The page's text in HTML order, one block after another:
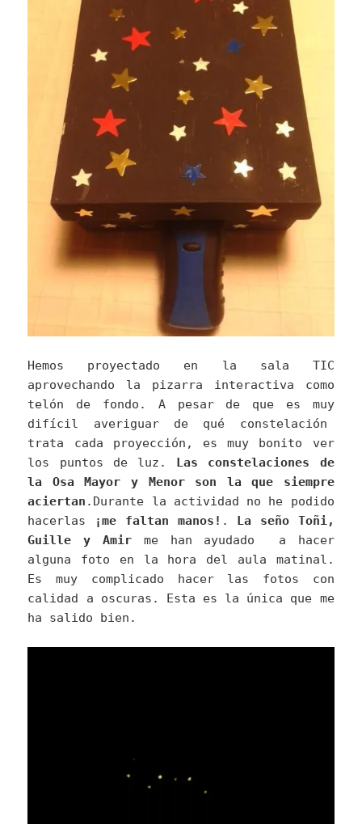
Hemos proyectado en la sala TIC
aprovechando la pizarra interactiva como
telón de fondo. A pesar de que es muy
difícil averiguar de qué constelación
trata cada proyección, es muy bonito ver
los puntos de luz. Las constelaciones de
la Osa Mayor y Menor son la que siempre
aciertan .Durante la actividad no he podido
hacerlas
¡me faltan manos! .
La seño Toñi,
Guille y Amir me han ayudado a hacer
alguna foto en la hora del aula matinal.
Es muy complicado hacer las fotos con
calidad a oscuras. Esta es la única que me
ha salido bien.